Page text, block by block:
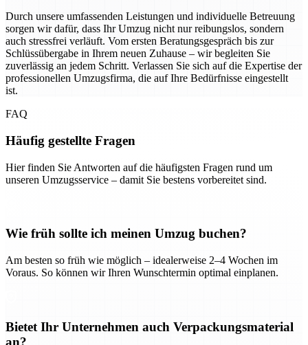
Durch unsere umfassenden Leistungen und individuelle Betreuung
sorgen wir dafür, dass Ihr Umzug nicht nur reibungslos, sondern
auch stressfrei verläuft. Vom ersten Beratungsgespräch bis zur
Schlüssübergabe in Ihrem neuen Zuhause – wir begleiten Sie
zuverlässig an jedem Schritt. Verlassen Sie sich auf die Expertise der
professionellen Umzugsfirma, die auf Ihre Bedürfnisse eingestellt
ist.
FAQ
Häufig gestellte Fragen
Hier finden Sie Antworten auf die häufigsten Fragen rund um
unseren Umzugsservice – damit Sie bestens vorbereitet sind.
Wie früh sollte ich meinen Umzug buchen?
Am besten so früh wie möglich – idealerweise 2–4 Wochen im
Voraus. So können wir Ihren Wunschtermin optimal einplanen.
Bietet Ihr Unternehmen auch Verpackungsmaterial
an?